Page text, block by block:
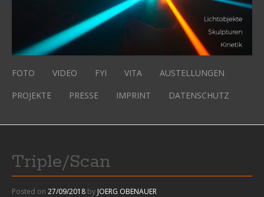
FOTO VIDEO FYI VITA
AUSTELLUNGEN
PROJEKTE
PRESSE IMPRINT DATENSCHUTZ
Triple/Scan
Posted on 27/09/2018 by JOERG OBENAUER